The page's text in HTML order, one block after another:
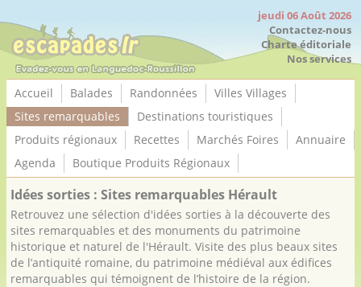
jeudi 06 Août 2026
Contactez-nous
Charte éditoriale
Nos services
Accueil Balades Randonnées
Villes Villages
Sites remarquables
Destinations touristiques
Produits régionaux
Recettes Marchés Foires
Annuaire
Agenda
Boutique Produits Régionaux
Idées sorties : Sites remarquables Hérault
Retrouvez une sélection d'idées sorties à la découverte des
sites remarquables et des monuments du patrimoine
historique et naturel de l'Hérault. Visite des plus beaux sites
de l’antiquité romaine, du patrimoine médiéval aux édifices
remarquables qui témoignent de l’histoire de la région.